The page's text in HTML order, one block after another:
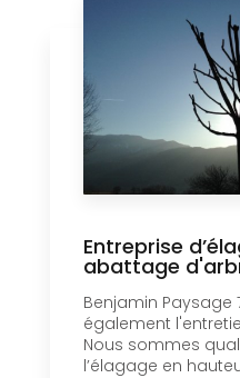
Entreprise
abattage
Benjamin Paysage
également
Nous sommes
l’élagage en